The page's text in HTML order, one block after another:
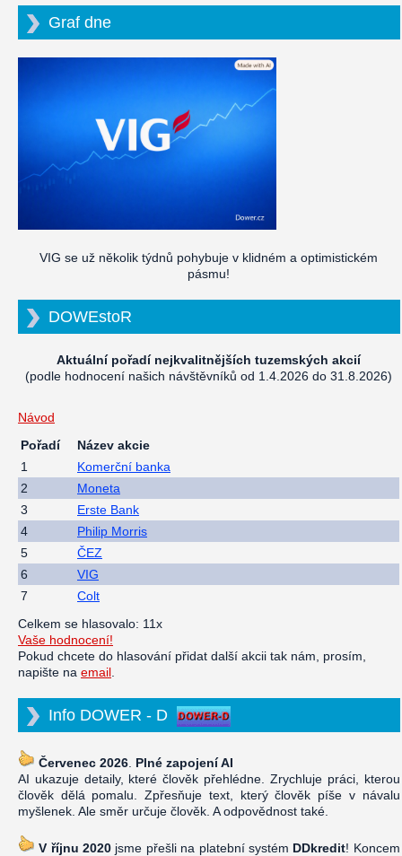
Graf dne
VIG se už několik týdnů pohybuje v klidném a optimistickém
pásmu!
DOWEstoR
Aktuální pořadí nejkvalitnějších tuzemských akcií
(podle hodnocení našich návštěvníků od 1.4.2026 do 31.8.2026)
Návod
Pořadí
Název akcie
1
Komerční banka
2
Moneta
3
Erste Bank
4
Philip Morris
5
ČEZ
6
VIG
7
Colt
Celkem se hlasovalo: 11x
Vaše hodnocení!
Pokud chcete do hlasování přidat další akcii tak nám, prosím,
napište na email
Info DOWER - D
Červenec 2026 Plné zapojení AI
AI ukazuje detaily, které člověk přehlédne. Zrychluje práci, kterou
člověk dělá pomalu. Zpřesňuje text, který člověk píše v návalu
myšlenek. Ale směr určuje člověk. A odpovědnost také.
V říjnu 2020 jsme přešli na platební systém DDkredit! Koncem